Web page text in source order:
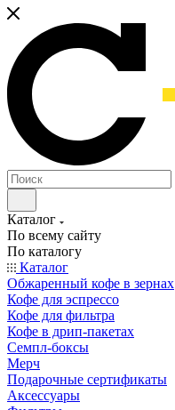
Каталог
По всему сайту
По каталогу
Каталог
Обжаренный кофе в зернах
Кофе для эспрессо
Кофе для фильтра
Кофе в дрип-пакетах
Семпл-боксы
Мерч
Подарочные сертификаты
Аксессуары